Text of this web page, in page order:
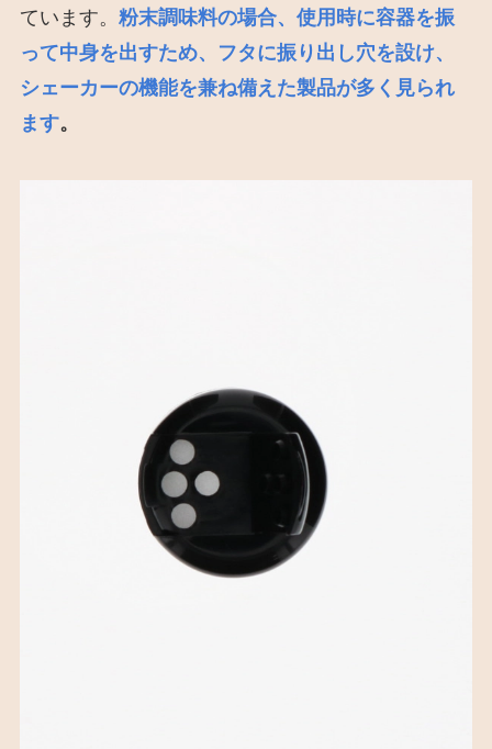
ています。 粉末調味料の場合、使用時に容器を振
って中身を出すため、フタに振り出し穴を設け、
シェーカーの機能を兼ね備えた製品が多く見られ
ます。